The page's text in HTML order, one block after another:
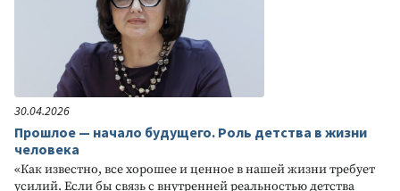
30.04.2026
Прошлое — начало будущего. Роль детства в жизни
человека
«Как известно, все хорошее и ценное в нашей жизни требует
усилий. Если бы связь с внутренней реальностью детства